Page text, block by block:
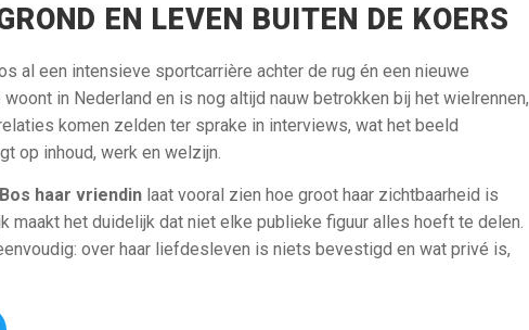
EN LEVEN BUITEN DE KOERS
al een intensieve sportcarrière achter de rug én een nieuwe
in Nederland en is nog altijd nauw betrokken bij het wielrennen,
komen zelden ter sprake in interviews, wat het beeld
op inhoud, werk en welzijn.
haar vriendin laat vooral zien hoe groot haar zichtbaarheid is
maakt het duidelijk dat niet elke publieke figuur alles hoeft te delen.
over haar liefdesleven is niets bevestigd en wat privé is,